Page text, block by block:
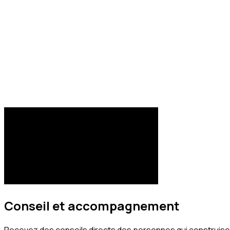
Conseil et accompagnement